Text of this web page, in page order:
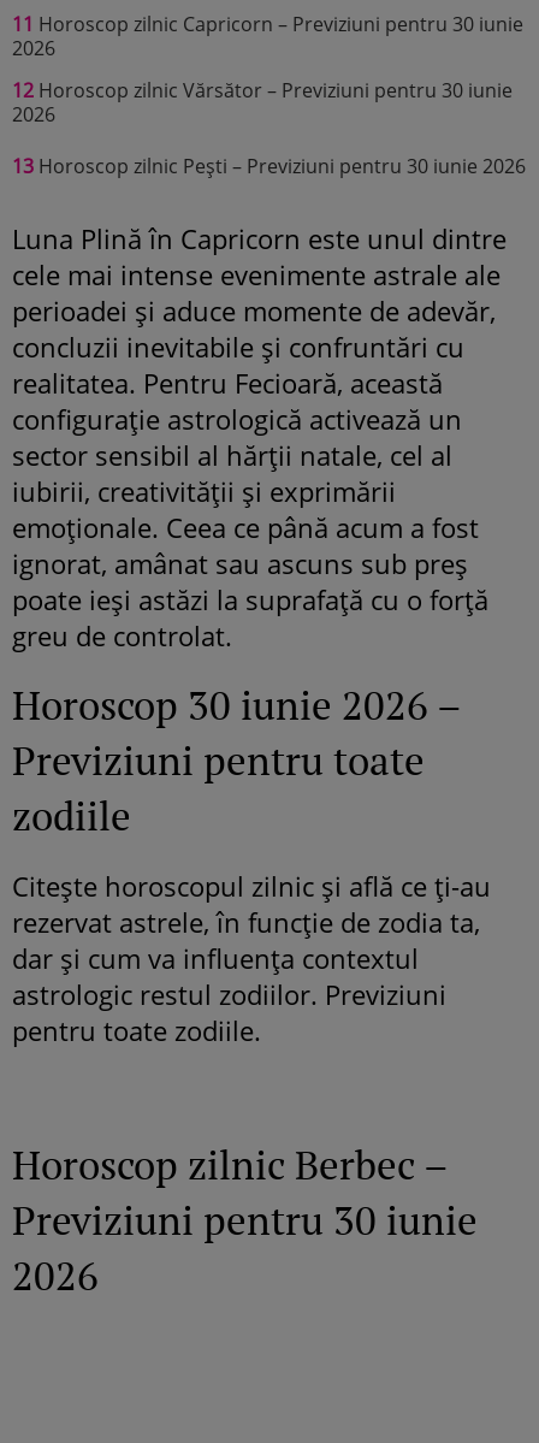
11 Horoscop zilnic Capricorn – Previziuni pentru 30 iunie
2026
12 Horoscop zilnic Vărsător – Previziuni pentru 30 iunie
2026
13 Horoscop zilnic Pești – Previziuni pentru 30 iunie 2026
Luna Plină în Capricorn este unul dintre
cele mai intense evenimente astrale ale
perioadei și aduce momente de adevăr,
concluzii inevitabile și confruntări cu
realitatea. Pentru Fecioară, această
configurație astrologică activează un
sector sensibil al hărții natale, cel al
iubirii, creativității și exprimării
emoționale. Ceea ce până acum a fost
ignorat, amânat sau ascuns sub preș
poate ieși astăzi la suprafață cu o forță
greu de controlat.
Horoscop 30 iunie 2026 –
Previziuni pentru toate
zodiile
Citește horoscopul zilnic și află ce ți-au
rezervat astrele, în funcție de zodia ta,
dar și cum va influența contextul
astrologic restul zodiilor. Previziuni
pentru toate zodiile.
Horoscop zilnic Berbec –
Previziuni pentru 30 iunie
2026